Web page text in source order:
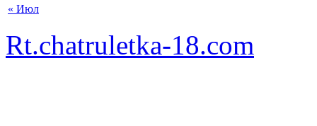
« Июл
Rt.chatruletka-18.com